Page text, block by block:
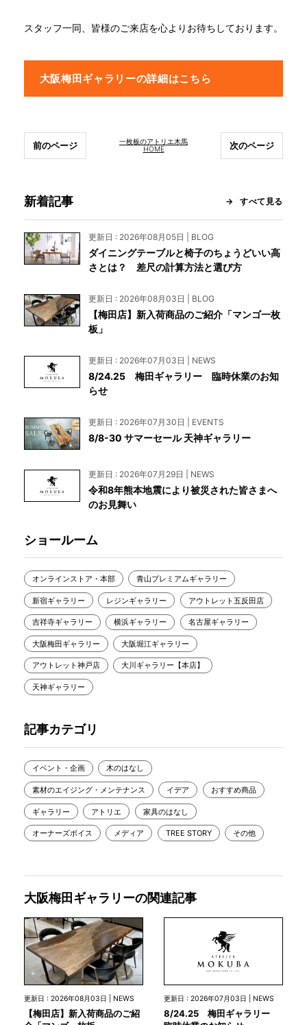
スタッフ一同、皆様のご来店を心よりお待ちしております。
大阪梅田ギャラリーの詳細はこちら
一枚板のアトリエ木馬
HOME
前のページ 次のページ
新着記事 すべて見る
更新日 : 2026年08月05日 | BLOG
ダイニングテーブルと椅子のちょうどいい高
さとは？ 差尺の計算方法と選び方
更新日 : 2026年08月03日 | BLOG
【梅田店】新入荷商品のご紹介「マンゴ一枚
板」
更新日 : 2026年07月03日 | NEWS
8/24.25 梅田ギャラリー 臨時休業のお知
らせ
更新日 : 2026年07月30日 | EVENTS
8/8-30 サマーセール 天神ギャラリー
更新日 : 2026年07月29日 | NEWS
令和8年熊本地震により被災された皆さまへ
のお見舞い
ショールーム
オンラインストア・本部 青山プレミアムギャラリー
新宿ギャラリー レジンギャラリー アウトレット五反田店
吉祥寺ギャラリー 横浜ギャラリー 名古屋ギャラリー
大阪梅田ギャラリー 大阪堀江ギャラリー
アウトレット神戸店 大川ギャラリー【本店】
天神ギャラリー
記事カテゴリ
イベント・企画 木のはなし
素材のエイジング・メンテナンス イデア おすすめ商品
ギャラリー アトリエ 家具のはなし
オーナーズボイス メディア TREE STORY その他
大阪梅田ギャラリーの関連記事
更新日 : 2026年08月03日 | NEWS
【梅田店】新入荷商品のご紹
更新日 : 2026年07月03日 | NEWS
8/24.25 梅田ギャラリー